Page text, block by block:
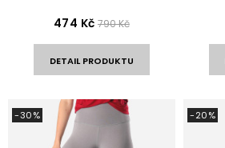
474 Kč 790 Kč
DETAIL PRODUKTU
-30% -20%